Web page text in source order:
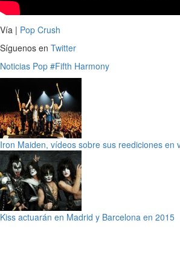
Vía | Pop Crush
Síguenos en Twitter
Noticias Pop #Fifth Harmony
Iron Maiden, vídeos sobre sus reediciones en
Kiss actuarán en Madrid y Barcelona en 2015